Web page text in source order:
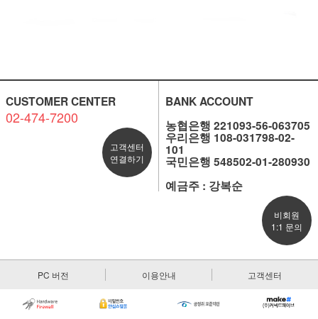
CUSTOMER CENTER
02-474-7200
고객센터
연결하기
BANK ACCOUNT
농협은행 221093-56-063705
우리은행 108-031798-02-
101
국민은행 548502-01-280930
예금주 : 강복순
비회원
1:1 문의
PC 버전 이용안내 고객센터